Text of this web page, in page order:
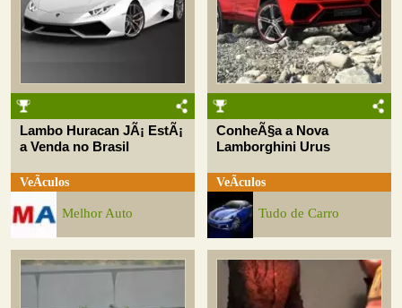
Lambo Huracan JÃ¡ EstÃ¡
a Venda no Brasil
VeÃ­culos
Melhor Auto
ConheÃ§a a Nova
Lamborghini Urus
VeÃ­culos
Tudo de Carro